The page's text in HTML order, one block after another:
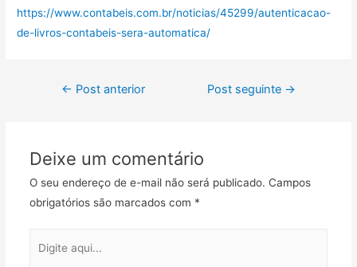
https://www.contabeis.com.br/noticias/45299/autenticacao-
de-livros-contabeis-sera-automatica/
← Post anterior Post seguinte →
Deixe um comentário
O seu endereço de e-mail não será publicado. Campos
obrigatórios são marcados com *